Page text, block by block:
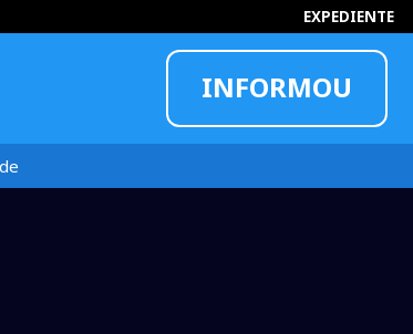
EXPEDIENTE
INFORMOU